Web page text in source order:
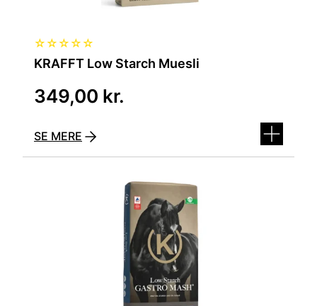
☆ ☆ ☆ ☆ ☆
KRAFFT Low Starch Muesli
349,00 kr.
SE MERE